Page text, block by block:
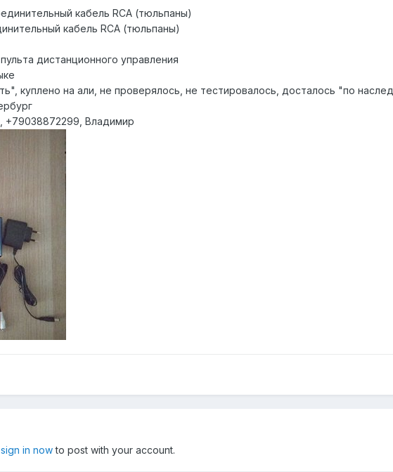
кабель RCA (тюльпаны)
кабель RCA (тюльпаны)
дистанционного управления
куплено на али, не проверялось, не тестировалось, досталось "по
+79038872299, Владимир
sign in nowto post with your account.